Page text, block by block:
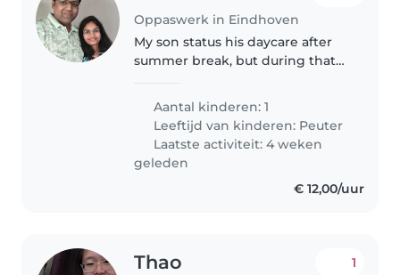
Oppaswerk in Eindhoven
My son status his daycare after
summer break, but during that
him and engage him. My wife
needs to be at the office 5 days a
week, and I can work from..
Aantal kinderen: 1
Leeftijd van kinderen: Peuter
Laatste activiteit: 4 weken
geleden
€ 12,00/uur
Thao 1